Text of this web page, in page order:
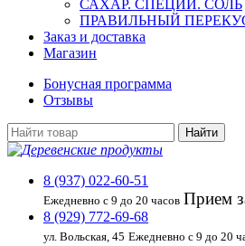
САХАР. СПЕЦИИ. СОЛЬ
ПРАВИЛЬНЫЙ
Заказ и доставка
Магазин
Бонусная программа
Отзывы
8 (937) 022-60-51
Ежедневно с 9 до 20 часов Прием
8 (929) 772-69-68
ул. Вольская, 45 Ежедневно с 9 до 20